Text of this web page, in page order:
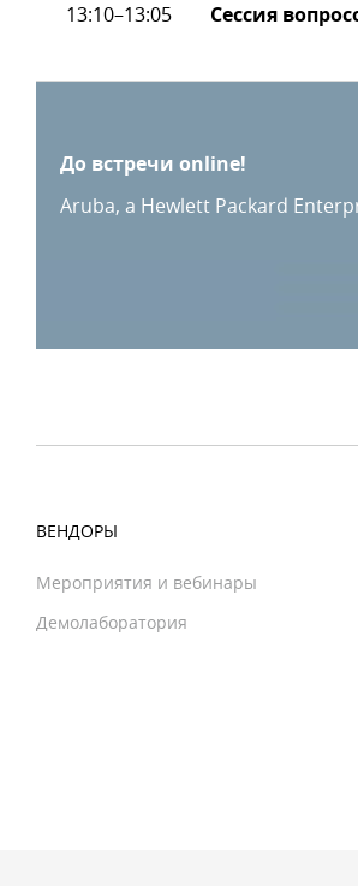
13:10–13:05
Сессия
До встречи online!
Aruba, a Hewlett Packard
ВЕНДОРЫ
Мероприятия и вебинары
Демолаборатория